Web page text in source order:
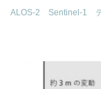
ALOS-2 Sentinel-1